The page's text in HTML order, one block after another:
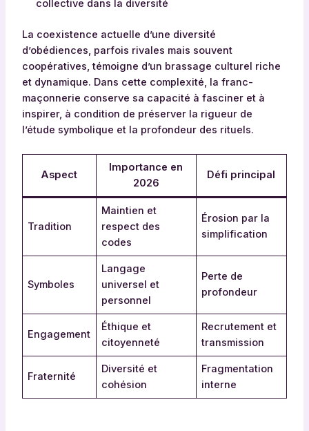
collective dans la diversité
La coexistence actuelle d’une diversité
d’obédiences, parfois rivales mais souvent
coopératives, témoigne d’un brassage culturel riche
et dynamique. Dans cette complexité, la franc-
maçonnerie conserve sa capacité à fasciner et à
inspirer, à condition de préserver la rigueur de
l’étude symbolique et la profondeur des rituels.
Aspect
Importance en
2026
Défi principal
Tradition
Maintien et
respect des
codes
Érosion par la
simplification
Symboles
Langage
universel et
personnel
Perte de
profondeur
Engagement
Éthique et
citoyenneté
Recrutement et
transmission
Fraternité
Diversité et
cohésion
Fragmentation
interne